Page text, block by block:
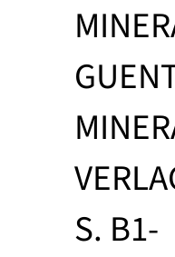
S. B1-